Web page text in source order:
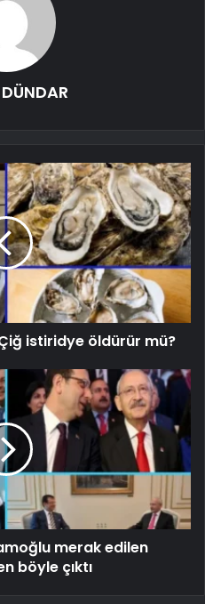
istiridye öldürür mü?
merak edilen
böyle çıktı